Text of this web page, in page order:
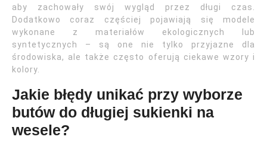
aby zachowały swój wygląd przez długi czas.
Dodatkowo coraz częściej pojawiają się modele
wykonane z materiałów ekologicznych lub
syntetycznych – są one nie tylko przyjazne dla
środowiska, ale także często oferują ciekawe wzory i
kolory.
Jakie błędy unikać przy wyborze
butów do długiej sukienki na
wesele?